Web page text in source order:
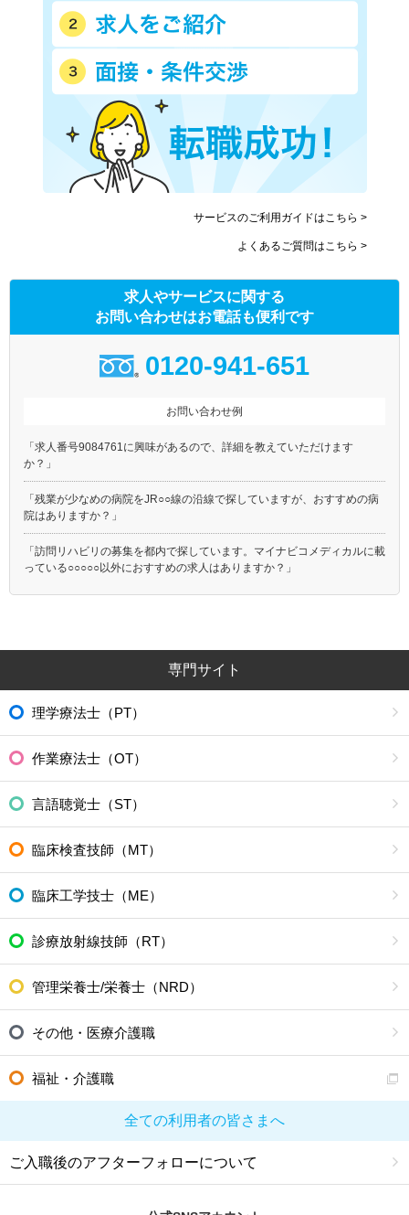
サービスのご利用ガイドはこちら >
よくあるご質問はこちら >
求人やサービスに関する
お問い合わせはお電話も便利です
0120-941-651
お問い合わせ例
「求人番号9084761に興味があるので、詳細を教えていただけます
か？」
「残業が少なめの病院をJR○○線の沿線で探していますが、おすすめの病
院はありますか？」
「訪問リハビリの募集を都内で探しています。マイナビコメディカルに載
っている○○○○○以外におすすめの求人はありますか？」
専門サイト
理学療法士（PT）
作業療法士（OT）
言語聴覚士（ST）
臨床検査技師（MT）
臨床工学技士（ME）
診療放射線技師（RT）
管理栄養士/栄養士（NRD）
その他・医療介護職
福祉・介護職
全ての利用者の皆さまへ
ご入職後のアフターフォローについて